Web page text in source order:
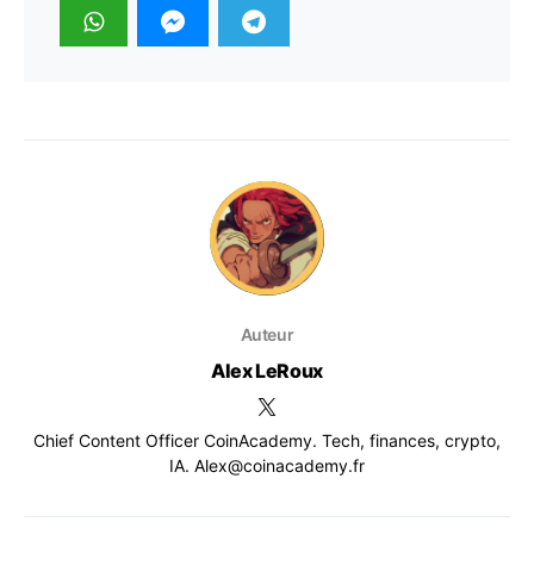
Auteur
Alex LeRoux
Chief Content Officer CoinAcademy. Tech, finances, crypto,
IA. Alex@coinacademy.fr